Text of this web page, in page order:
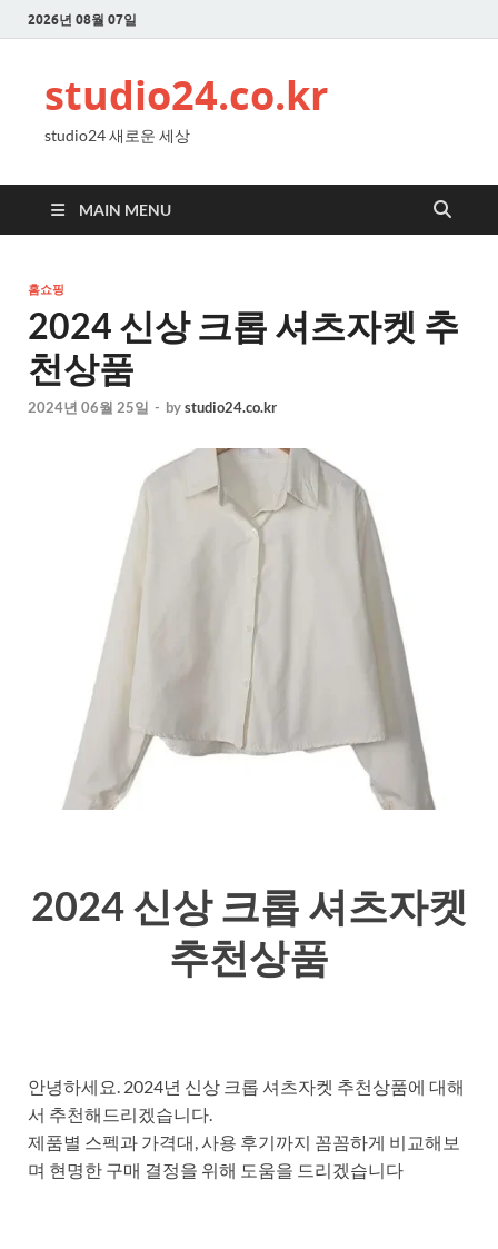
2026년 08월 07일
studio24.co.kr
studio24 새로운 세상
MAIN MENU
홈쇼핑
2024 신상 크롭 셔츠자켓 추
천상품
2024년 06월 25일 - bystudio24.co.kr
2024 신상 크롭 셔츠자켓
추천상품
안녕하세요. 2024년 신상 크롭 셔츠자켓 추천상품에 대해
서 추천해드리겠습니다.
제품별 스펙과 가격대, 사용 후기까지 꼼꼼하게 비교해보
며 현명한 구매 결정을 위해 도움을 드리겠습니다